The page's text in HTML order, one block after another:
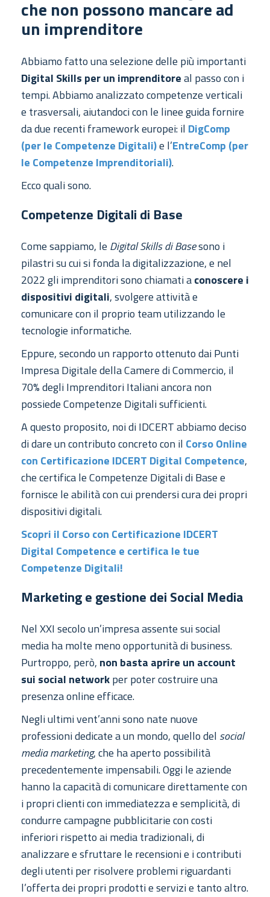
che non possono mancare ad
un imprenditore
Abbiamo fatto una selezione delle più importanti
Digital Skills per un imprenditoreal passo con i
tempi. Abbiamo analizzato competenze verticali
e trasversali, aiutandoci con le linee guida fornire
da due recenti framework europei: il DigComp
(per le Competenze Digitali)e l’EntreComp (per
le Competenze Imprenditoriali).
Ecco quali sono.
Competenze Digitali di Base
Come sappiamo, le Digital Skills di Basesono i
pilastri su cui si fonda la digitalizzazione, e nel
2022 gli imprenditori sono chiamati aconoscere i
dispositivi digitali, svolgere attività e
comunicare con il proprio team utilizzando le
tecnologie informatiche.
Eppure, secondo un rapporto ottenuto dai Punti
Impresa Digitale della Camere di Commercio, il
70% degli Imprenditori Italiani ancora non
possiede Competenze Digitali sufficienti.
A questo proposito, noi di IDCERT abbiamo deciso
di dare un contributo concreto con il Corso Online
con Certificazione IDCERT Digital Competence,
che certifica le Competenze Digitali di Base e
fornisce le abilità con cui prendersi cura dei propri
dispositivi digitali.
Scopri il Corso con Certificazione IDCERT
Digital Competence e certifica le tue
Competenze Digitali!
Marketing e gestione dei Social Media
Nel XXI secolo un’impresa assente sui social
media ha molte meno opportunità di business.
Purtroppo, però, non basta aprire un account
sui social networkper poter costruire una
presenza online efficace.
Negli ultimi vent’anni sono nate nuove
professioni dedicate a un mondo, quello del social
media marketing, che ha aperto possibilità
precedentemente impensabili. Oggi le aziende
hanno la capacità di comunicare direttamente con
i propri clienti con immediatezza e semplicità, di
condurre campagne pubblicitarie con costi
inferiori rispetto ai media tradizionali, di
analizzare e sfruttare le recensioni e i contributi
degli utenti per risolvere problemi riguardanti
l’offerta dei propri prodotti e servizi e tanto altro.